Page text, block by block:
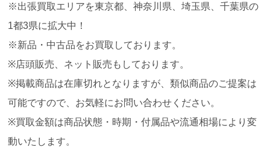
※出張買取エリアを東京都、神奈川県、埼玉県、千葉県の
1都3県に拡大中！
※新品・中古品をお買取しております。
※店頭販売、ネット販売もしております。
※掲載商品は在庫切れとなりますが、類似商品のご提案は
可能ですので、お気軽にお問い合わせください。
※買取金額は商品状態・時期・付属品や流通相場により変
動いたします。